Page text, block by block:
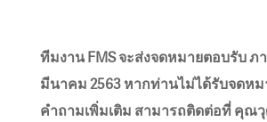
ทีมงาน FMS จะส่งจดหมายตอบรับ ภ
มีนาคม 2563 หากท่านไม่ได้รับจดห
คำถามเพิ่มเติม สามารถติดต่อที่ คุณวุ